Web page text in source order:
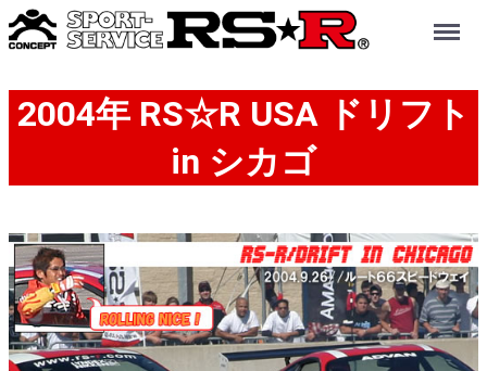
Menu
2004年 RS☆R USA ドリフト
in シカゴ